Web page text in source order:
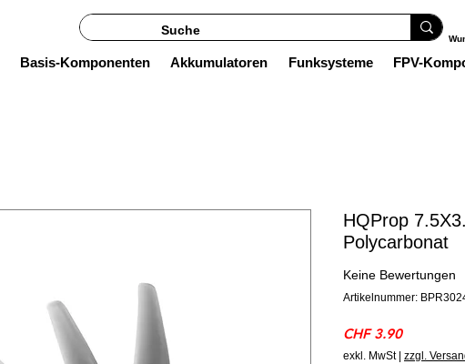
Basis-Komponenten Akkumulatoren Funksysteme FPV-
HQProp
Polycarbonat
Keine Bewertungen
Artikelnummer:
CHF 3.90Preis
exkl. MwSt| zzgl.